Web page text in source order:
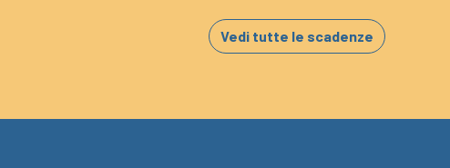
Vedi tutte le scadenze